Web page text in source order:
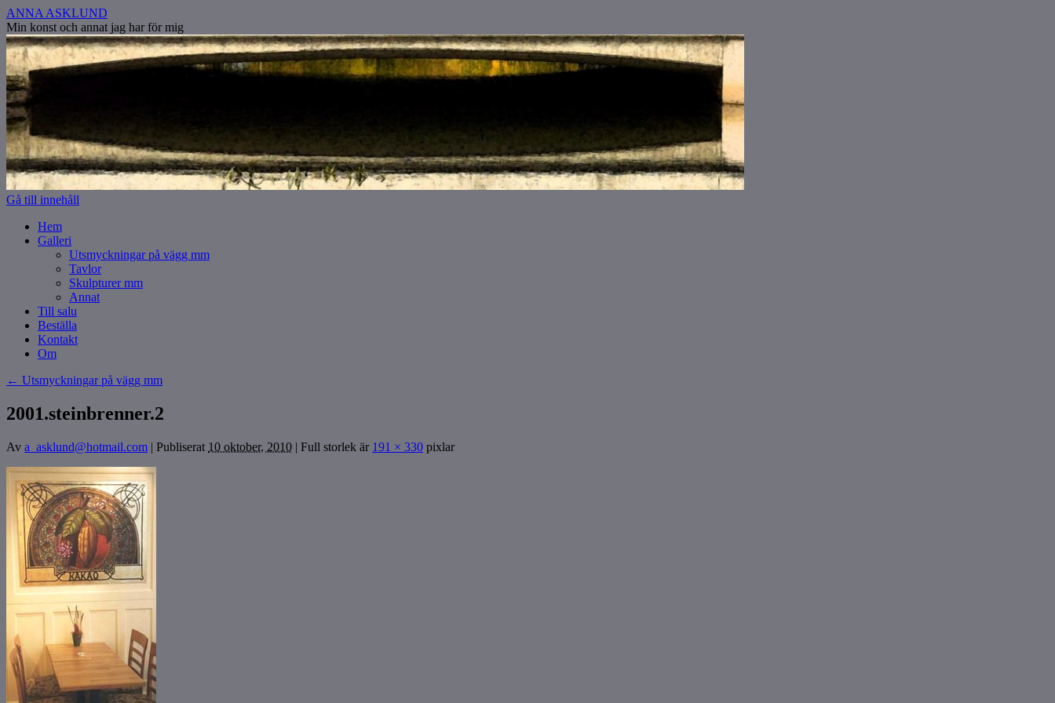
ANNA ASKLUND
Min konst och annat jag har för mig
Gå till innehåll
Hem
Galleri
Utsmyckningar på vägg mm
Tavlor
Skulpturer mm
Annat
Till salu
Beställa
Kontakt
Om
← Utsmyckningar på vägg mm
2001.steinbrenner.2
Av a_asklund@hotmail.com | Publiserat 10 oktober, 2010 | Full storlek är 191 × 330 pixlar